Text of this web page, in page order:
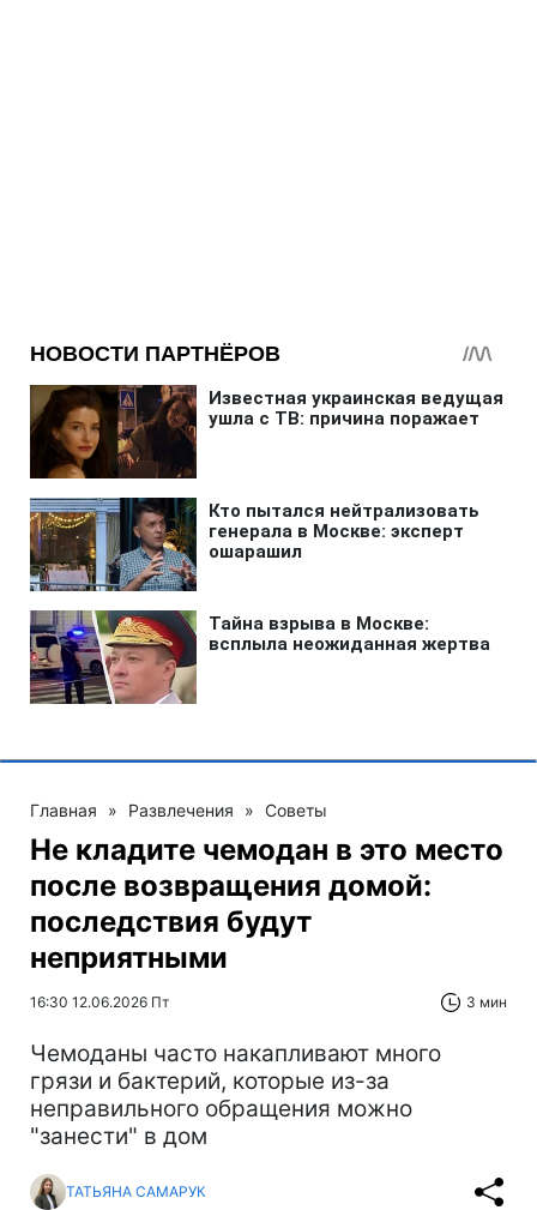
Главная » Развлечения » Советы
Не кладите чемодан в это место
после возвращения домой:
последствия будут
неприятными
16:30 12.06.2026 Пт 3 мин
Чемоданы часто накапливают много
грязи и бактерий, которые из-за
неправильного обращения можно
"занести" в дом
ТАТЬЯНА САМАРУК